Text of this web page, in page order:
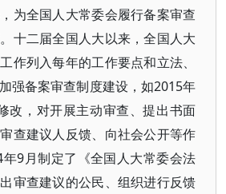
为全国人大常委会履行备案审查
十二届全国人大以来，全国人大
作列入每年的工作要点和立法、
强备案审查制度建设，如2015年
改，对开展主动审查、提出书面
查建议人反馈、向社会公开等作
9月制定了《全国人大常委会法
审查建议的公民、组织进行反馈